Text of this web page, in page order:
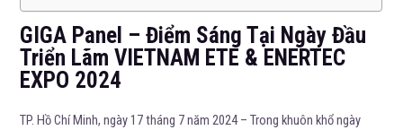
GIGA Panel – Điểm Sáng Tại Ngày Đầu
Triển Lãm VIETNAM ETE & ENERTEC
EXPO 2024
TP. Hồ Chí Minh, ngày 17 tháng 7 năm 2024 – Trong khuôn khổ ngày